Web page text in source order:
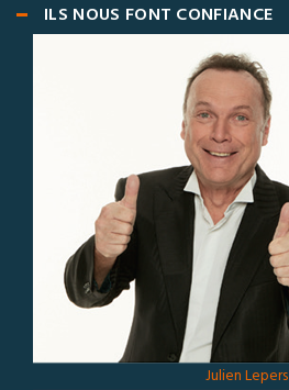
ILS NOUS FONT CONFIANCE
Julien Lepers